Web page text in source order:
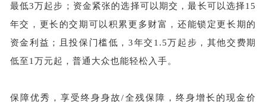
最低3万起步；资金紧张的选择可以期交，最长可以选择15
年交，更长的交期可以积累更多财富，还能锁定更长期的
资金利益；且投保门槛低，3年交1.5万起步，其他交费期
低至1万元起，普通大众也能轻松入手。
保障优秀，享受终身身故/全残保障，终身增长的现金价